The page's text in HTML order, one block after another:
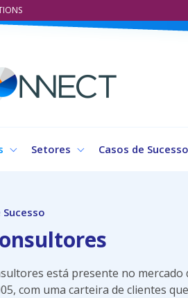
Setores Casos de Sucesso
Sucesso
está presente no
com uma carteira de clientes